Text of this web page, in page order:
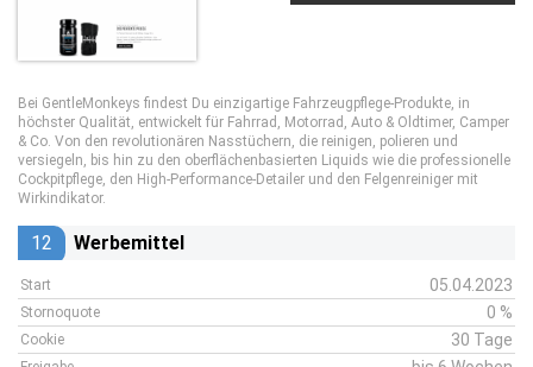
Bei GentleMonkeys findest Du einzigartige Fahrzeugpflege-Produkte, in
höchster Qualität, entwickelt für Fahrrad, Motorrad, Auto & Oldtimer, Camper
& Co. Von den revolutionären Nasstüchern, die reinigen, polieren und
versiegeln, bis hin zu den oberflächenbasierten Liquids wie die professionelle
Cockpitpflege, den High-Performance-Detailer und den Felgenreiniger mit
Wirkindikator.
12 Werbemittel
Start 05.04.2023
Stornoquote 0 %
Cookie 30 Tage